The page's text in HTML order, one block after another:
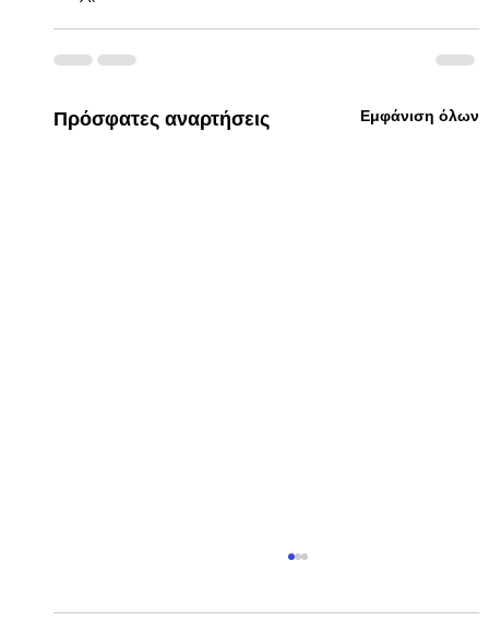
Πρόσφατες αναρτήσεις Εμφάνιση όλων